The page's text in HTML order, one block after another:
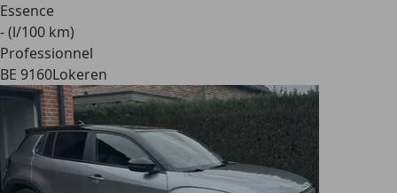
Essence
- (l/100 km)
Professionnel
BE 9160Lokeren